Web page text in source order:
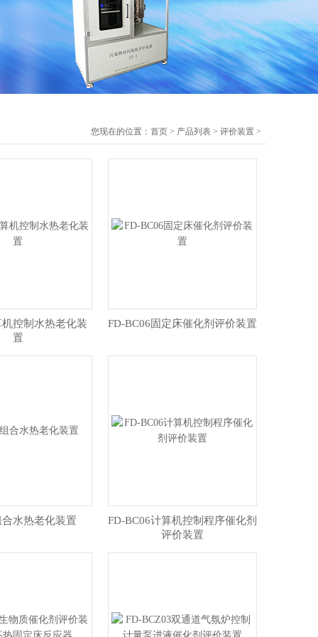
您现在的位置： 首页 > 产品列表 > 评价装置 >
控制水热老化装
置
FD-BC06固定床催化剂评价装置
水热老化装置
FD-BC06计算机控制程序催化剂
评价装置